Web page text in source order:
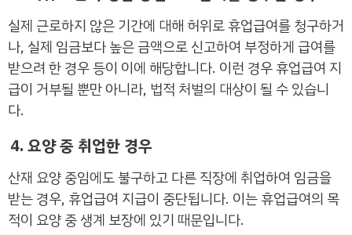
실제 근로하지 않은 기간에 대해 허위로 휴업급여를 청구하거
나, 실제 임금보다 높은 금액으로 신고하여 부정하게 급여를
받으려 한 경우 등이 이에 해당합니다. 이런 경우 휴업급여 지
급이 거부될 뿐만 아니라, 법적 처벌의 대상이 될 수 있습니
다.
4. 요양 중 취업한 경우
산재 요양 중임에도 불구하고 다른 직장에 취업하여 임금을
받는 경우, 휴업급여 지급이 중단됩니다. 이는 휴업급여의 목
적이 요양 중 생계 보장에 있기 때문입니다.